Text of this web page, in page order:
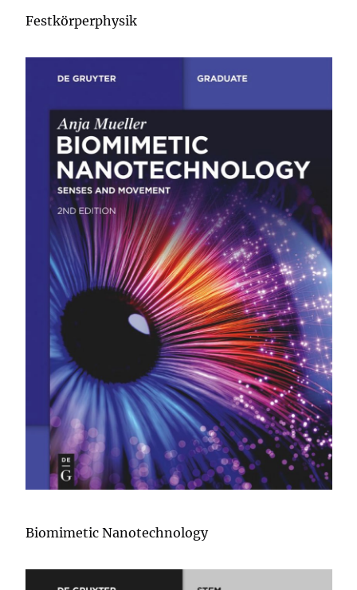
Festkörperphysik
Biomimetic Nanotechnology